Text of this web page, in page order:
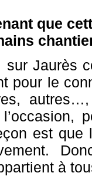
que
sur Jaurès
pour le
est que
à